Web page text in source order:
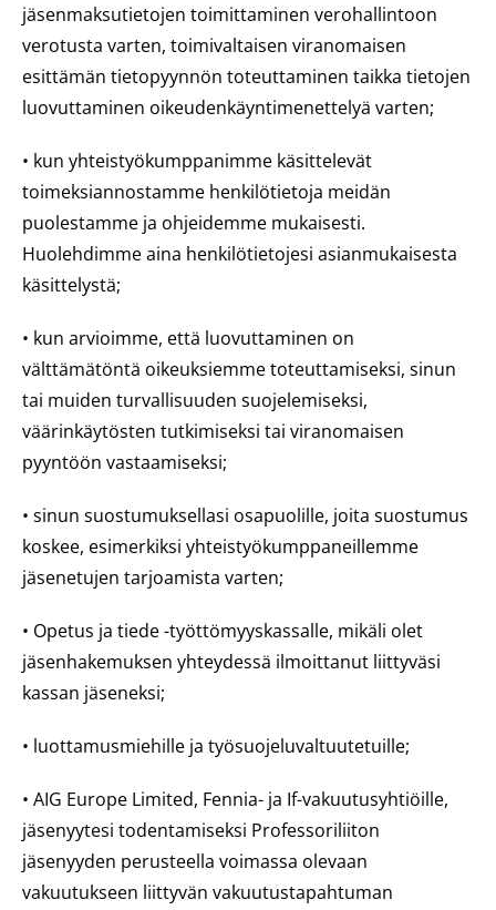
jäsenmaksutietojen toimittaminen verohallintoon
verotusta varten, toimivaltaisen viranomaisen
esittämän tietopyynnön toteuttaminen taikka tietojen
luovuttaminen oikeudenkäyntimenettelyä varten;
• kun yhteistyökumppanimme käsittelevät
toimeksiannostamme henkilötietoja meidän
puolestamme ja ohjeidemme mukaisesti.
Huolehdimme aina henkilötietojesi asianmukaisesta
käsittelystä;
• kun arvioimme, että luovuttaminen on
välttämätöntä oikeuksiemme toteuttamiseksi, sinun
tai muiden turvallisuuden suojelemiseksi,
väärinkäytösten tutkimiseksi tai viranomaisen
pyyntöön vastaamiseksi;
• sinun suostumuksellasi osapuolille, joita suostumus
koskee, esimerkiksi yhteistyökumppaneillemme
jäsenetujen tarjoamista varten;
• Opetus ja tiede -työttömyyskassalle, mikäli olet
jäsenhakemuksen yhteydessä ilmoittanut liittyväsi
kassan jäseneksi;
• luottamusmiehille ja työsuojeluvaltuutetuille;
• AIG Europe Limited, Fennia- ja If-vakuutusyhtiöille,
jäsenyytesi todentamiseksi Professoriliiton
jäsenyyden perusteella voimassa olevaan
vakuutukseen liittyvän vakuutustapahtuman